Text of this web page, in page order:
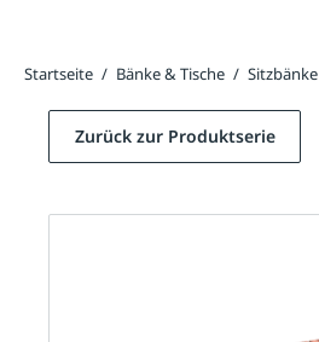
Startseite / Bänke & Tische / Sitzbänke
Zurück zur Produktserie